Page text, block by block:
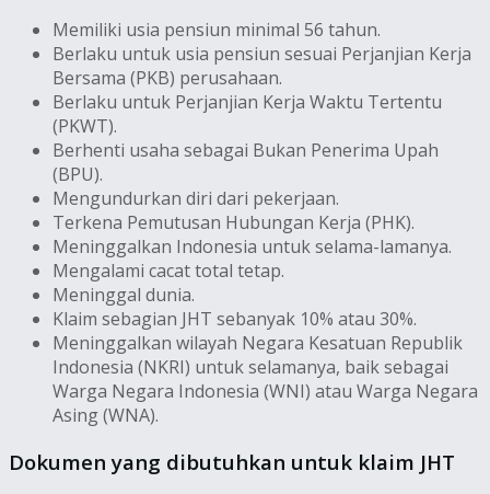
Memiliki usia pensiun minimal 56 tahun.
Berlaku untuk usia pensiun sesuai Perjanjian Kerja
Bersama (PKB) perusahaan.
Berlaku untuk Perjanjian Kerja Waktu Tertentu
(PKWT).
Berhenti usaha sebagai Bukan Penerima Upah
(BPU).
Mengundurkan diri dari pekerjaan.
Terkena Pemutusan Hubungan Kerja (PHK).
Meninggalkan Indonesia untuk selama-lamanya.
Mengalami cacat total tetap.
Meninggal dunia.
Klaim sebagian JHT sebanyak 10% atau 30%.
Meninggalkan wilayah Negara Kesatuan Republik
Indonesia (NKRI) untuk selamanya, baik sebagai
Warga Negara Indonesia (WNI) atau Warga Negara
Asing (WNA).
Dokumen yang dibutuhkan untuk klaim JHT